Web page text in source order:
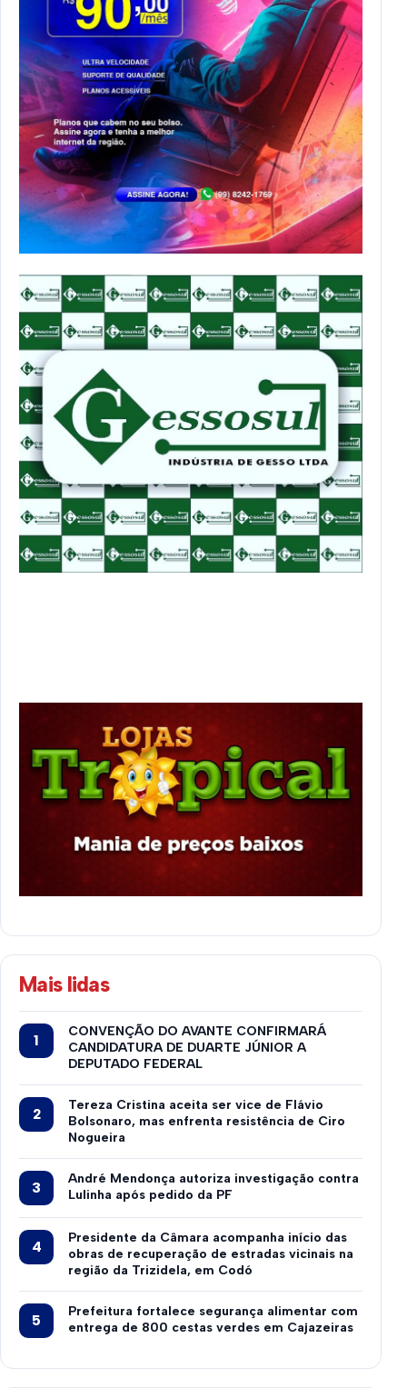
Mais lidas
CONVENÇÃO DO AVANTE CONFIRMARÁ
CANDIDATURA DE DUARTE JÚNIOR A
DEPUTADO FEDERAL
Tereza Cristina aceita ser vice de Flávio
Bolsonaro, mas enfrenta resistência de Ciro
Nogueira
André Mendonça autoriza investigação contra
Lulinha após pedido da PF
Presidente da Câmara acompanha início das
obras de recuperação de estradas vicinais na
região da Trizidela, em Codó
Prefeitura fortalece segurança alimentar com
entrega de 800 cestas verdes em Cajazeiras